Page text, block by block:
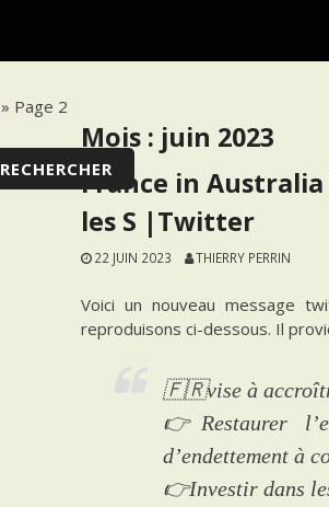
» Page 2
Mois : juin 2023
France in
les S |Twitter
22 JUIN 2023 THIERRY PERRIN
Voici un nouveau message
reproduisons ci-dessous. Il
🇫🇷vise à
👉Restaurer
d’endettement à
👉Investir dans
RECHERCHER